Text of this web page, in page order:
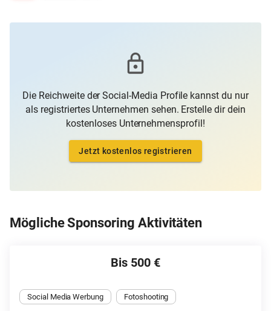
Die Reichweite der Social-Media Profile kannst du nur
als registriertes Unternehmen sehen. Erstelle dir dein
kostenloses Unternehmensprofil!
Jetzt kostenlos registrieren
Mögliche Sponsoring Aktivitäten
Bis 500 €
Social Media Werbung Fotoshooting